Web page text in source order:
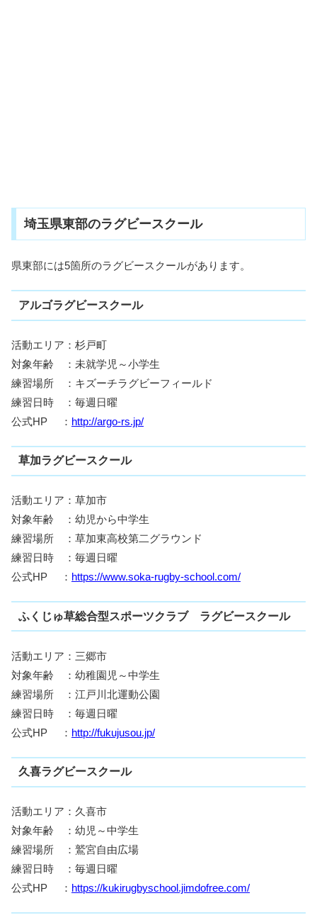
埼玉県東部のラグビースクール
県東部には5箇所のラグビースクールがあります。
アルゴラグビースクール
活動エリア：杉戸町
対象年齢 ：未就学児～小学生
練習場所 ：キズーチラグビーフィールド
練習日時 ：毎週日曜
公式HP ： http://argo-rs.jp/
草加ラグビースクール
活動エリア：草加市
対象年齢 ：幼児から中学生
練習場所 ：草加東高校第二グラウンド
練習日時 ：毎週日曜
公式HP ： https://www.soka-rugby-school.com/
ふくじゅ草総合型スポーツクラブ ラグビースクール
活動エリア：三郷市
対象年齢 ：幼稚園児～中学生
練習場所 ：江戸川北運動公園
練習日時 ：毎週日曜
公式HP ： http://fukujusou.jp/
久喜ラグビースクール
活動エリア：久喜市
対象年齢 ：幼児～中学生
練習場所 ：鷲宮自由広場
練習日時 ：毎週日曜
公式HP ： https://kukirugbyschool.jimdofree.com/